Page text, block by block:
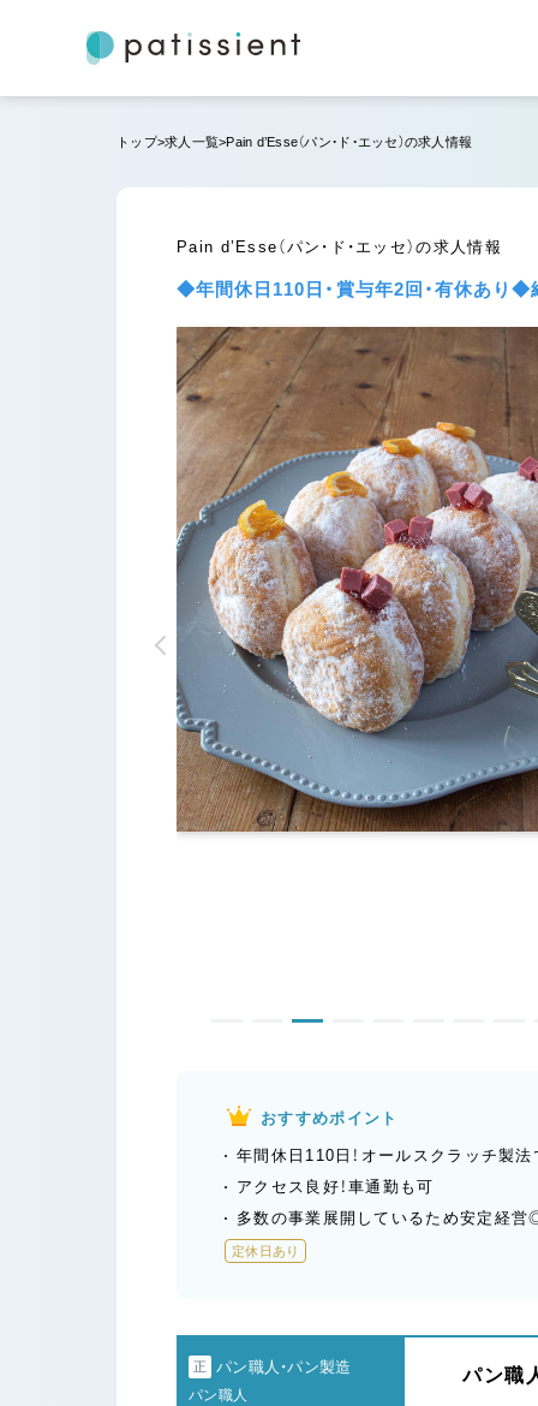
トップ 求人一覧 Pain d’Esse（パン・ド・エッセ）の求人情報
Pain d’Esse（パン・ド・エッセ）の求人情報
◆年間休日110日・賞与年2回・有休あり
おすすめポイント
年間休日110日！オールスクラッチ製
アクセス良好！車通勤も可
多数の事業展開しているため安定経
定休日あり
正 パン職人・パン製造
パン職人
パン職